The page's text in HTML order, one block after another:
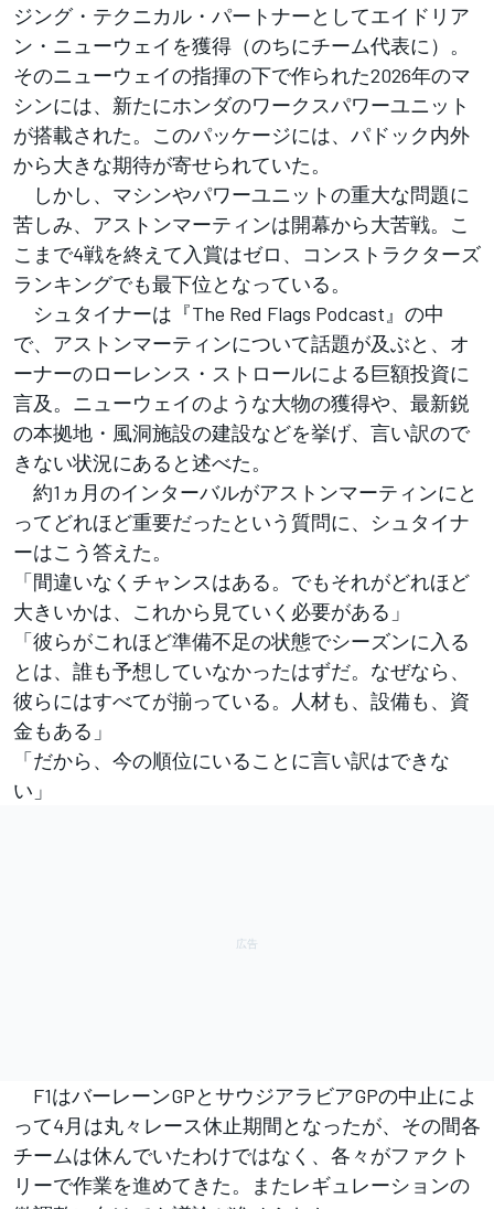
ジング・テクニカル・パートナーとしてエイドリア
ン・ニューウェイを獲得（のちにチーム代表に）。
そのニューウェイの指揮の下で作られた2026年のマ
シンには、新たにホンダのワークスパワーユニット
が搭載された。このパッケージには、パドック内外
から大きな期待が寄せられていた。
しかし、マシンやパワーユニットの重大な問題に
苦しみ、アストンマーティンは開幕から大苦戦。こ
こまで4戦を終えて入賞はゼロ、コンストラクターズ
ランキングでも最下位となっている。
シュタイナーは『The Red Flags Podcast』の中
で、アストンマーティンについて話題が及ぶと、オ
ーナーのローレンス・ストロールによる巨額投資に
言及。ニューウェイのような大物の獲得や、最新鋭
の本拠地・風洞施設の建設などを挙げ、言い訳ので
きない状況にあると述べた。
約1ヵ月のインターバルがアストンマーティンにと
ってどれほど重要だったという質問に、シュタイナ
ーはこう答えた。
「間違いなくチャンスはある。でもそれがどれほど
大きいかは、これから見ていく必要がある」
「彼らがこれほど準備不足の状態でシーズンに入る
とは、誰も予想していなかったはずだ。なぜなら、
彼らにはすべてが揃っている。人材も、設備も、資
金もある」
「だから、今の順位にいることに言い訳はできな
い」
F1はバーレーンGPとサウジアラビアGPの中止によ
って4月は丸々レース休止期間となったが、その間各
チームは休んでいたわけではなく、各々がファクト
リーで作業を進めてきた。またレギュレーションの